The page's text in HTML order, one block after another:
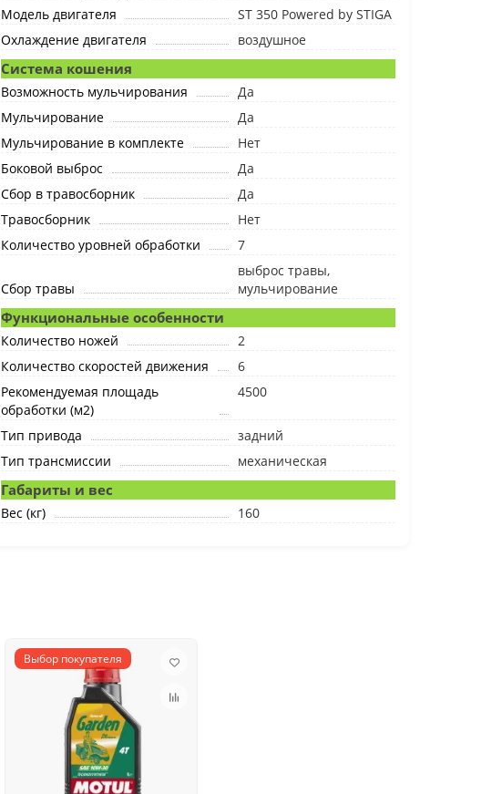
Модель двигателя
ST 350 Powered by STIGA
Охлаждение двигателя
воздушное
Система кошения
Возможность мульчирования
Да
Мульчирование
Да
Мульчирование в комплекте
Нет
Боковой выброс
Да
Сбор в травосборник
Да
Травосборник
Нет
Количество уровней обработки
7
Сбор травы
выброс травы,
мульчирование
Функциональные особенности
Количество ножей
2
Количество скоростей движения
6
Рекомендуемая площадь
обработки (м2)
4500
Тип привода
задний
Тип трансмиссии
механическая
Габариты и вес
Вес (кг) 160
Выбор покупателя